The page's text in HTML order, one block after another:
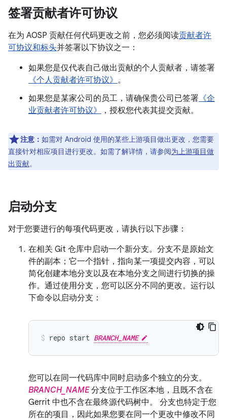
签署贡献者许可协议
在为 AOSP 贡献任何代码更改之前，您必须阅读贡献者许
可协议和标头并签署以下协议之一：
如果您是仅代表自己做出贡献的个人贡献者，请签署
《个人贡献者许可协议》 。
如果您是某家公司的员工，请确保贵公司已签署 《企
业贡献者许可协议》
，授权您代表其提交贡献。
注意： 如需对 Android 使用的某些上游项目做出更改，您需要
直接针对相应项目进行更改。如需了解详情，请参阅为上游项目做
出贡献。
启动分支
对于您要进行的每项代码更改，请执行以下步骤：
在相关 Git 仓库中启动一个新分支。分支不是原始文
件的副本；它一个指针，指向某一项提交内容，可以
简化创建本地分支以及在本地分支之间进行切换的操
作。通过使用分支，您可以区分不同的更改。运行以
下命令以启动分支：
repo start BRANCH_NAME
您可以在同一代码库中同时启动多个独立的分支。
BRANCH_NAME分支位于工作区本地，且既不含在
Gerrit 中也不含在最终源代码树中。 分支也特定于您
所在的项目，因此如果您要在同一个更改中修改不同